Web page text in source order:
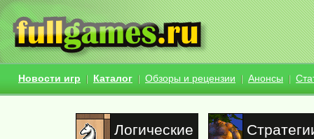
Новости игр Каталог Обзоры и рецензии Анонсы
Логические